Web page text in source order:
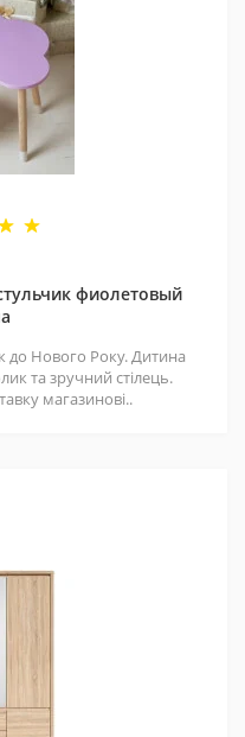
фиолетовый
до Нового Року. Дитина
та зручний стілець.
магазинові..